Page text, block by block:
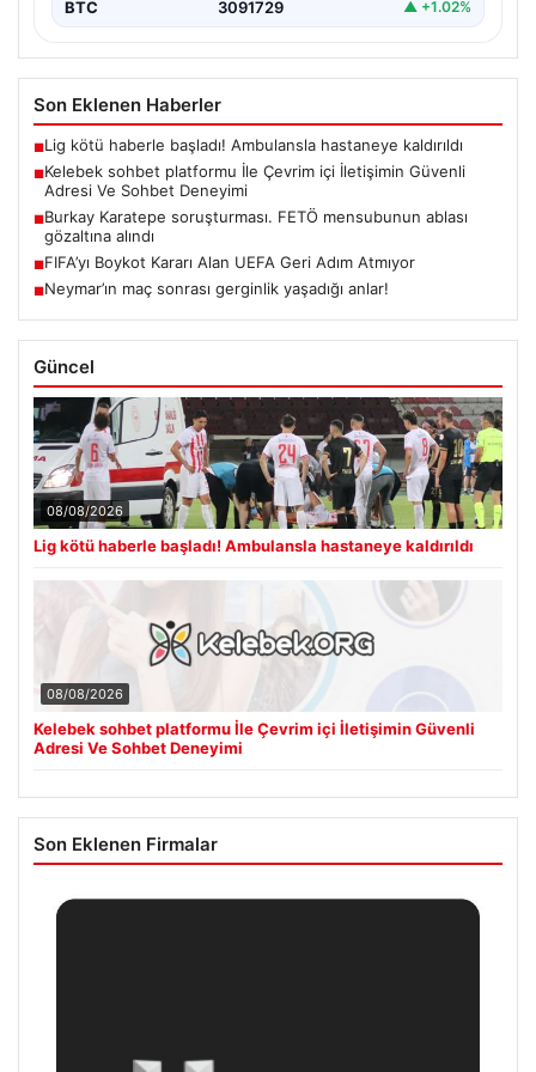
BTC 3091729 ▲ +1.02%
Son Eklenen Haberler
■Lig kötü haberle başladı! Ambulansla hastaneye kaldırıldı
■Kelebek sohbet platformu İle Çevrim içi İletişimin Güvenli
Adresi Ve Sohbet Deneyimi
■Burkay Karatepe soruşturması. FETÖ mensubunun ablası
gözaltına alındı
■FIFA’yı Boykot Kararı Alan UEFA Geri Adım Atmıyor
■Neymar’ın maç sonrası gerginlik yaşadığı anlar!
Güncel
08/08/2026
Lig kötü haberle başladı! Ambulansla hastaneye kaldırıldı
08/08/2026
Kelebek sohbet platformu İle Çevrim içi İletişimin Güvenli
Adresi Ve Sohbet Deneyimi
Son Eklenen Firmalar